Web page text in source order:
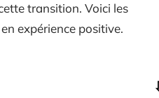
transition. Voici les
expérience positive.